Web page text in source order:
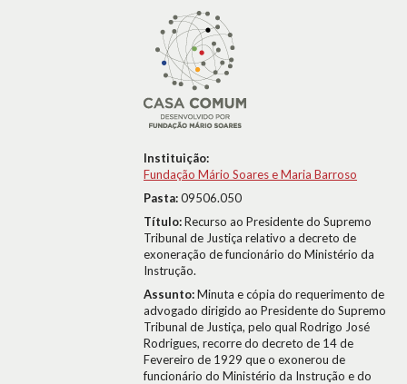
Instituição:
Fundação Mário Soares e Maria Barroso
Pasta:09506.050
Título:Recurso ao Presidente do Supremo
Tribunal de Justiça relativo a decreto de
exoneração de funcionário do Ministério da
Instrução.
Assunto:Minuta e cópia do requerimento de
advogado dirigido ao Presidente do Supremo
Tribunal de Justiça, pelo qual Rodrigo José
Rodrigues, recorre do decreto de 14 de
Fevereiro de 1929 que o exonerou de
funcionário do Ministério da Instrução e do